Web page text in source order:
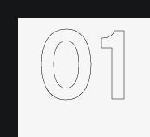
01